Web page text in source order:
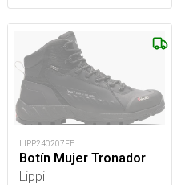
LIPP240207FE
Botín Mujer Tronador
Lippi